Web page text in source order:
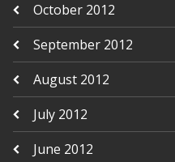
October 2012
September 2012
August 2012
July 2012
June 2012